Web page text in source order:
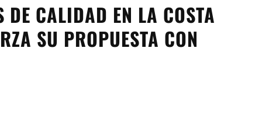
CALIDAD EN LA COSTA
SU PROPUESTA CON